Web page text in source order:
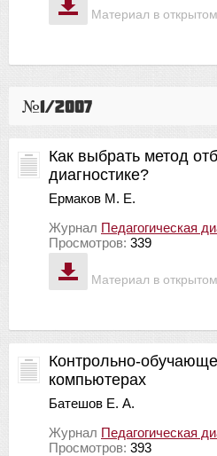
Материал в
№1/2007
Материал в
Как выбрать метод
диагностике?
Ермаков М. Е.
Журнал Педагогическая
Просмотров: 339
Контрольно-
компьютерах
Батешов Е. А.
Журнал Педагогическая
Просмотров: 393